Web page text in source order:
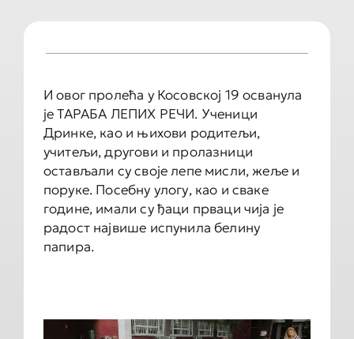
И овог пролећа у Косовској 19 осванула
је ТАРАБА ЛЕПИХ РЕЧИ. Ученици
Дринке, као и њихови родитељи,
учитељи, другови и пролазници
остављали су своје лепе мисли, жеље и
поруке. Посебну улогу, као и сваке
године, имали су ђаци прваци чија је
радост највише испунила белину
папира.